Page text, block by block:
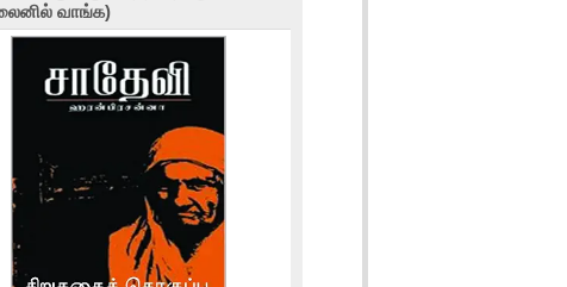
வாங்க)